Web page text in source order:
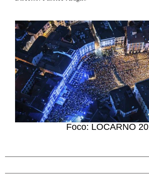
Foco: LOCARNO